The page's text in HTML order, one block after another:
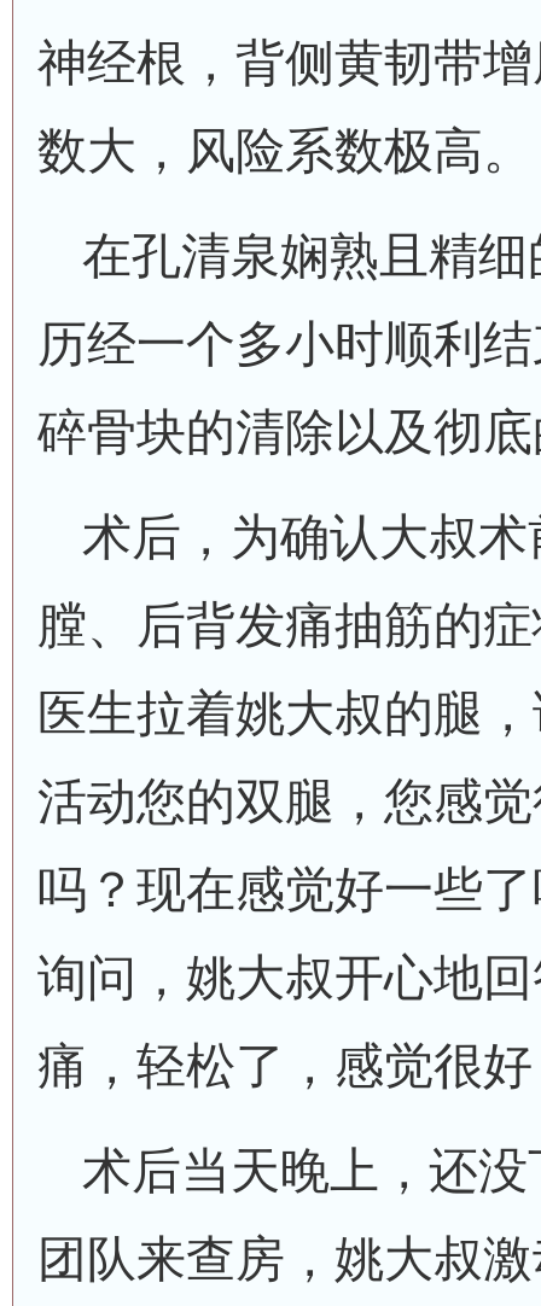
神经根，背侧黄韧带
数大，风险系数极高。
在孔清泉娴熟且精
历经一个多小时顺利
碎骨块的清除以及彻
术后，为确认大叔
膛、后背发痛抽筋的
医生拉着姚大叔的腿
活动您的双腿，您感
吗？现在感觉好一些
询问，姚大叔开心地
痛，轻松了，感觉很好
术后当天晚上，还
团队来查房，姚大叔